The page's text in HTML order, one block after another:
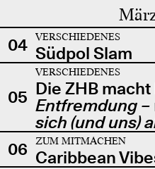
04 VERSCHIEDENES
Südpol Slam
05
VERSCHIEDENES
Die ZHB
Entfremdung
sich (und uns)
06
ZUM MITMACHEN
Caribbean